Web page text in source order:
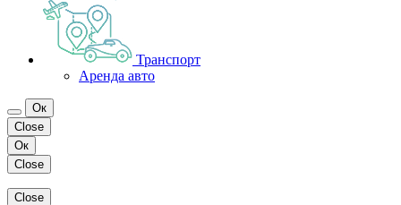
Транспорт
Аренда авто
Ок
Close
Ок
Close
Close